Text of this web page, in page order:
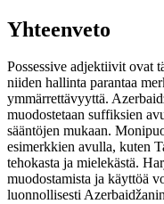
Yhteenveto
Possessive adjektiivit ovat
niiden hallinta parantaa
ymmärrettävyyttä.
muodostetaan suffiksien
sääntöjen mukaan.
esimerkkien avulla, kuten
tehokasta ja mielekästä.
muodostamista ja käyttöä
luonnollisesti